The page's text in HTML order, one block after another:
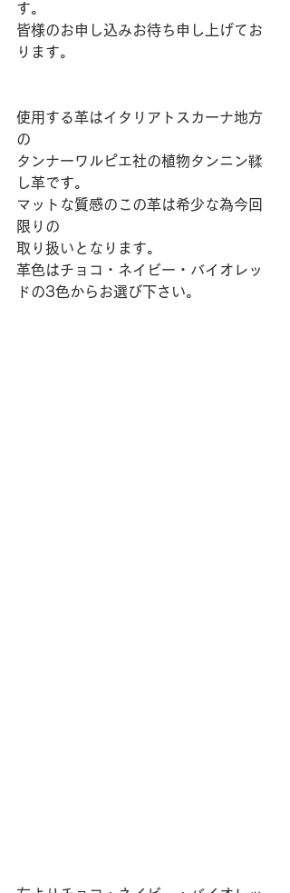
す。
皆様のお申し込みお待ち申し上げてお
ります。
使用する革はイタリアトスカーナ地方
の
タンナーワルピエ社の植物タンニン鞣
し革です。
マットな質感のこの革は希少な為今回
限りの
取り扱いとなります。
革色はチョコ・ネイビー・バイオレッ
ドの3色からお選び下さい。